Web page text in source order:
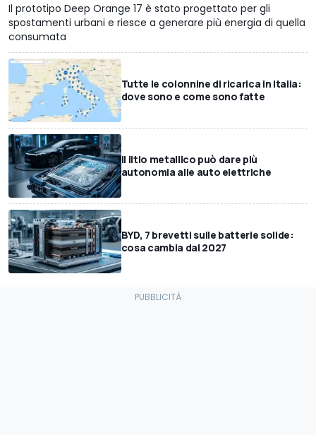
Il prototipo Deep Orange 17 è stato progettato per gli
spostamenti urbani e riesce a generare più energia di quella
consumata
Tutte le colonnine di ricarica in Italia:
dove sono e come sono fatte
Il litio metallico può dare più
autonomia alle auto elettriche
BYD, 7 brevetti sulle batterie solide:
cosa cambia dal 2027